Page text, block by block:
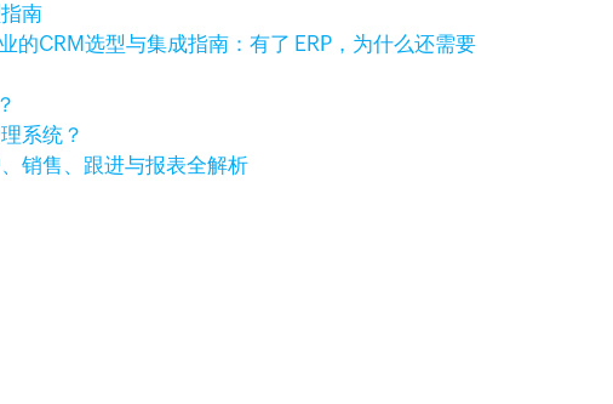
南
的CRM选型与集成指南：有了 ERP，为什么还需要
系统？
销售、跟进与报表全解析